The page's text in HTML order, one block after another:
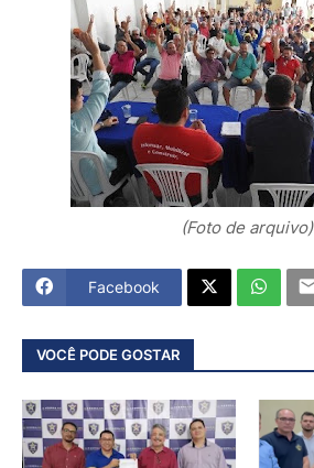
(Foto de arquivo)
Facebook
VOCÊ PODE GOSTAR